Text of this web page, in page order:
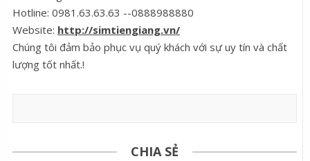
Hotline: 0981.63.63.63 --0888988880
Website: http://simtiengiang.vn/
Chúng tôi đảm bảo phục vụ quý khách với sự uy tín và chất
lượng tốt nhất.!
CHIA SẺ